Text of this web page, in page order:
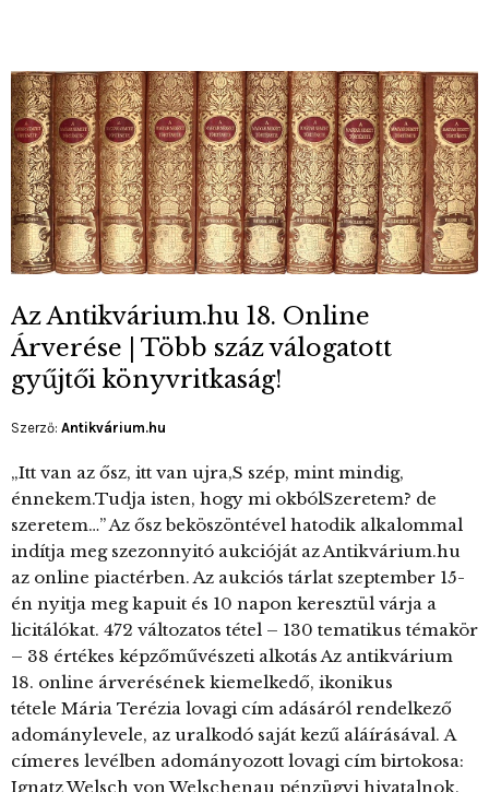
Az Antikvárium.hu 18. Online
Árverése | Több száz válogatott
gyűjtői könyvritkaság!
Szerző: Antikvárium.hu
„Itt van az ősz, itt van ujra,S szép, mint mindig,
énnekem.Tudja isten, hogy mi okbólSzeretem? de
szeretem…” Az ősz beköszöntével hatodik alkalommal
indítja meg szezonnyitó aukcióját az Antikvárium.hu
az online piactérben. Az aukciós tárlat szeptember 15-
én nyitja meg kapuit és 10 napon keresztül várja a
licitálókat. 472 változatos tétel – 130 tematikus témakör
– 38 értékes képzőművészeti alkotás Az antikvárium
18. online árverésének kiemelkedő, ikonikus
tétele Mária Terézia lovagi cím adásáról rendelkező
adománylevele, az uralkodó saját kezű aláírásával. A
címeres levélben adományozott lovagi cím birtokosa:
Ignatz Welsch von Welschenau pénzügyi hivatalnok,